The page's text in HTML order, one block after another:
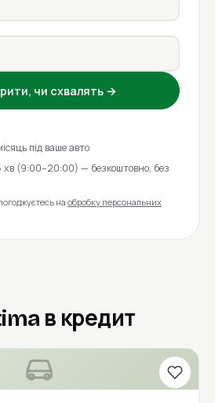
чи схвалять →
під ваше авто
хв (9:00–20:00) — безкоштовно, без
на обробку персональних
в кредит